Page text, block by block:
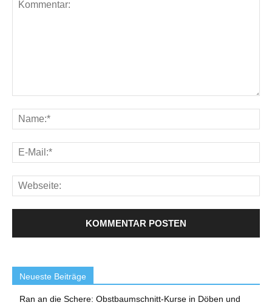
Neueste Beiträge
Ran an die Schere: Obstbaumschnitt-Kurse in Döben und